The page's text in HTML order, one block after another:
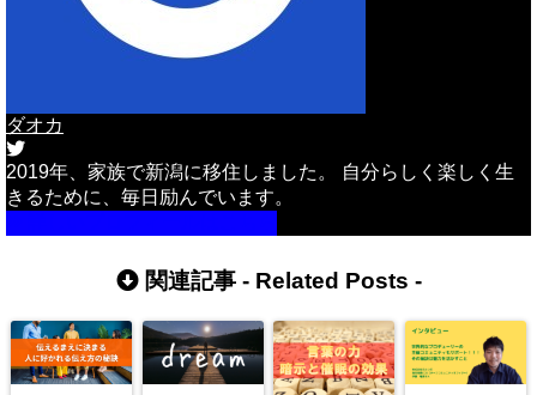
ダオカ
2019年、家族で新潟に移住しました。 自分らしく楽しく生
きるために、毎日励んでいます。
関連記事 - Related Posts -